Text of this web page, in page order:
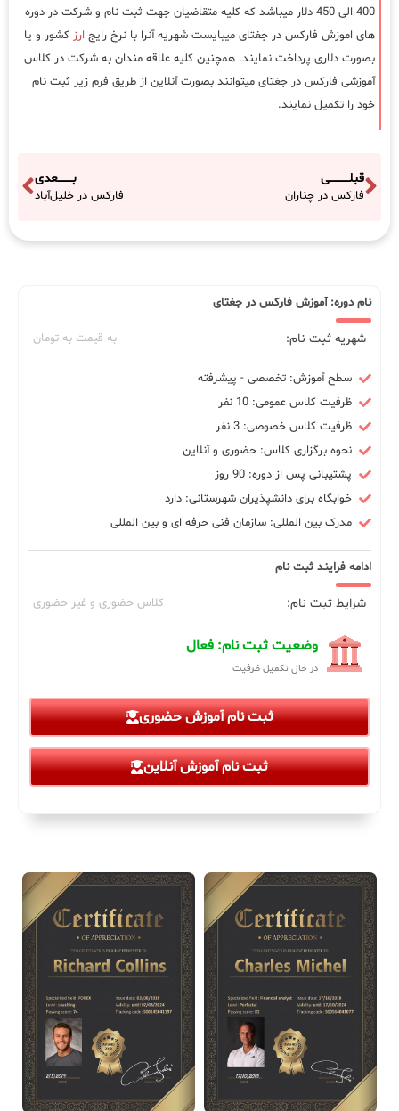
400 الی 450 دلار میباشد که کلیه متقاضیان جهت ثبت نام و شرکت در دوره
های اموزش فارکس در جغتای میبایست شهریه آنرا با نرخ رایج ارز کشور و یا
بصورت دلاری پرداخت نمایند. همچنین کلیه علاقه مندان به شرکت در کلاس
آموزشی فارکس در جغتای میتوانند بصورت آنلاین از طریق فرم زیر ثبت نام
خود را تکمیل نمایند.
قبلـــــــــــی
فارکس در چناران
بــــــــعدی
فارکس در خلیل‌آباد
نام دوره: آموزش فارکس در جغتای
شهریه ثبت نام: به قیمت به تومان
سطح آموزش: تخصصی - پیشرفته
ظرفیت کلاس عمومی: 10 نفر
ظرفیت کلاس خصوصی: 3 نفر
نحوه برگزاری کلاس: حضوری و آنلاین
پشتیبانی پس از دوره: 90 روز
خوابگاه برای دانشپذیران شهرستانی: دارد
مدرک بین المللی: سازمان فنی حرفه ای و بین المللی
ادامه فرایند ثبت نام
شرایط ثبت نام: کلاس حضوری و غیر حضوری
وضعیت ثبت نام: فعال
در حال تکمیل ظرفیت
ثبت نام آموزش حضوری
ثبت نام آموزش آنلاین